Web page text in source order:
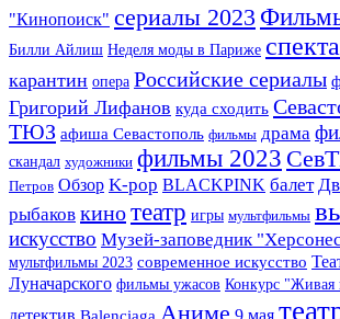
"Кинопоиск" сериалы 2023
Билли Айлиш Неделя моды в Париже
карантин опера Российские сериалы
Григорий Лифанов куда сходить
ТЮЗ афиша Севастополь фильмы драма
скандал художники фильмы 2023
Петров Обзор K-pop BLACKPINK балет
рыбаков кинотеатр игры мультфильмы
искусство Музей-заповедник
мультфильмы 2023 современное искусство
Луначарского фильмы ужасов Конкурс "Живая
Аниме 9 мая